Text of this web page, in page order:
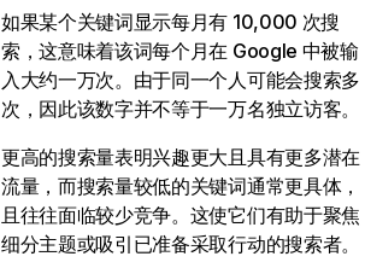
如果某个关键词显示每月有 10,000 次搜
索，这意味着该词每个月在 Google 中被输
入大约一万次。由于同一个人可能会搜索多
次，因此该数字并不等于一万名独立访客。
更高的搜索量表明兴趣更大且具有更多潜在
流量，而搜索量较低的关键词通常更具体，
且往往面临较少竞争。这使它们有助于聚焦
细分主题或吸引已准备采取行动的搜索者。